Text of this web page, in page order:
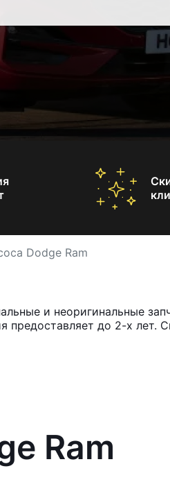
Dodge Ram
и неоригинальные
предоставляет до 2-х лет.
Ram